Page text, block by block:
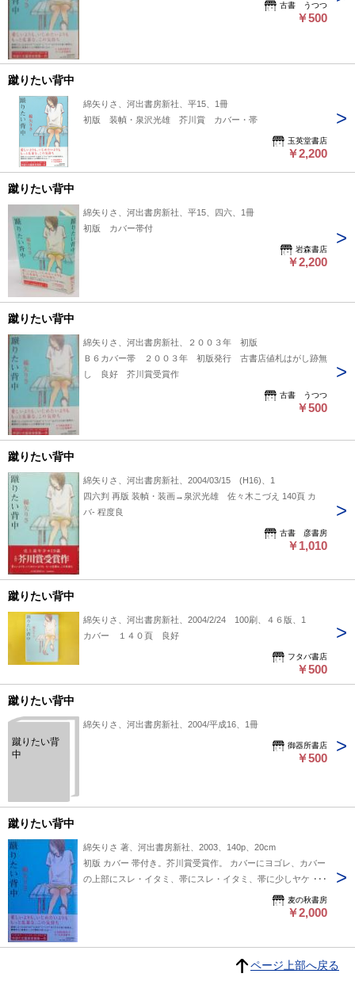
古書 うつつ
￥500
蹴りたい背中
綿矢りさ、河出書房新社、平15、1冊
初版 装幀・泉沢光雄 芥川賞 カバー・帯
玉英堂書店
￥2,200
蹴りたい背中
綿矢りさ、河出書房新社、平15、四六、1冊
初版 カバー帯付
岩森書店
￥2,200
蹴りたい背中
綿矢りさ、河出書房新社、２００３年 初版
Ｂ６カバー帯 ２００３年 初版発行 古書店値札はがし跡無
し 良好 芥川賞受賞作
古書 うつつ
￥500
蹴りたい背中
綿矢りさ、河出書房新社、2004/03/15 (H16)、1
四六判 再版 装幀・装画→泉沢光雄 佐々木こづえ 140頁 カ
バ- 程度良
古書 彦書房
￥1,010
蹴りたい背中
綿矢りさ、河出書房新社、2004/2/24 100刷、４６版、1
カバー １４０頁 良好
フタバ書店
￥500
蹴りたい背中
蹴りたい背
中
綿矢りさ、河出書房新社、2004/平成16、1冊
御器所書店
￥500
蹴りたい背中
綿矢りさ 著、河出書房新社、2003、140p、20cm
初版 カバー 帯付き。芥川賞受賞作。 カバーにヨゴレ、カバー
の上部にスレ・イタミ、帯にスレ・イタミ、帯に少しヤケ・ヨ
ゴレがあります。 装丁：泉沢光雄、装画：佐々木こづえ
麦の秋書房
￥2,000
ページ上部へ戻る